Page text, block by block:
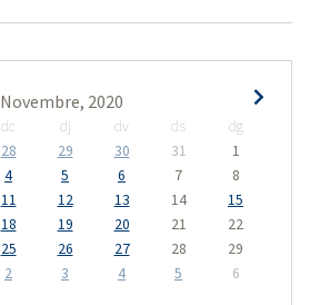
Novembre, 2020
dc dj dv ds
dg
28 29 30 31
1
4 5 6 7
8
11 12 13 14
15
18 19 20 21
22
25 26 27 28
29
2 3 4 5 6